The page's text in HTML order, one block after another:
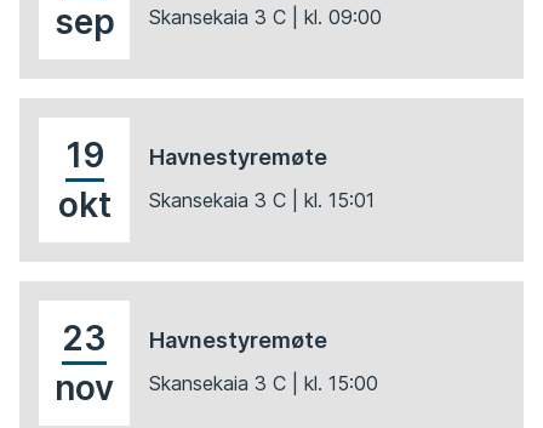
sep
Skansekaia 3 C | kl. 09:00
19
okt
Havnestyremøte
Skansekaia 3 C | kl. 15:01
23
nov
Havnestyremøte
Skansekaia 3 C | kl. 15:00